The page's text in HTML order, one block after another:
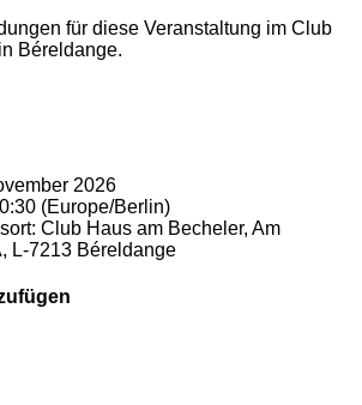
für diese Veranstaltung im Club
Béreldange.
2026
(Europe/Berlin)
Club Haus am Becheler, Am
L-7213 Béreldange